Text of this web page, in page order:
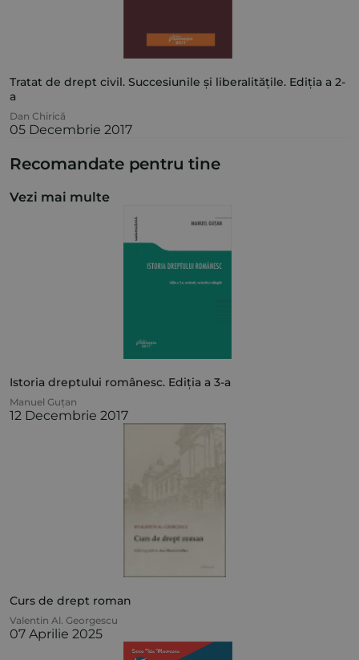
Tratat de drept civil. Succesiunile și liberalitățile. Ediția a 2-
a
Dan Chirică
05 Decembrie 2017
Recomandate pentru tine
Vezi mai multe
Istoria dreptului românesc. Ediția a 3-a
Manuel Guțan
12 Decembrie 2017
Curs de drept roman
Valentin Al. Georgescu
07 Aprilie 2025